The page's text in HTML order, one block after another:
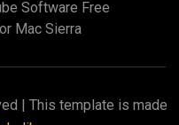
Software Free
Mac Sierra
| This template is made